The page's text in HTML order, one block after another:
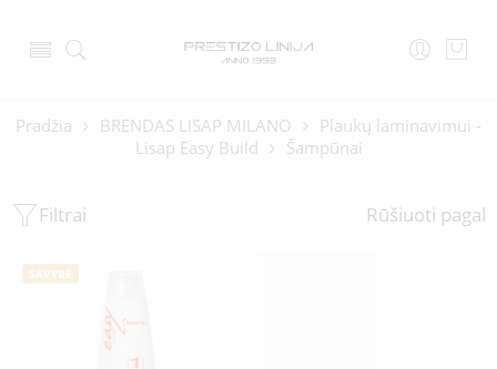
Pradžia BRENDAS LISAP MILANO
Plaukų laminavimui -
Lisap Easy Build
Šampūnai
Filtrai Rūšiuoti pagal
SAVYBĖ